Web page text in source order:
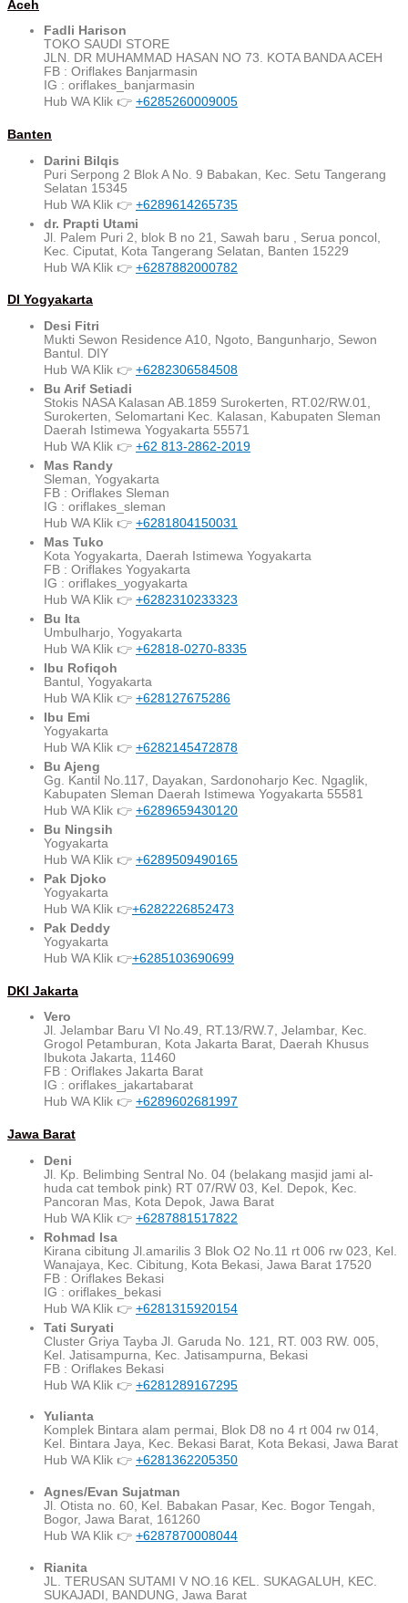
Aceh
Fadli Harison
TOKO SAUDI STORE
JLN. DR MUHAMMAD HASAN NO 73. KOTA BANDA ACEH
FB : Oriflakes Banjarmasin
IG : oriflakes_banjarmasin
Hub WA Klik 👉 +6285260009005
Banten
Darini Bilqis
Puri Serpong 2 Blok A No. 9 Babakan, Kec. Setu Tangerang
Selatan 15345
Hub WA Klik 👉 +6289614265735
dr. Prapti Utami
Jl. Palem Puri 2, blok B no 21, Sawah baru , Serua poncol,
Kec. Ciputat, Kota Tangerang Selatan, Banten 15229
Hub WA Klik 👉 +6287882000782
DI Yogyakarta
Desi Fitri
Mukti Sewon Residence A10, Ngoto, Bangunharjo, Sewon
Bantul. DIY
Hub WA Klik 👉 +6282306584508
Bu Arif Setiadi
Stokis NASA Kalasan AB.1859 Surokerten, RT.02/RW.01,
Surokerten, Selomartani Kec. Kalasan, Kabupaten Sleman
Daerah Istimewa Yogyakarta 55571
Hub WA Klik 👉 +62 813-2862-2019
Mas Randy
Sleman, Yogyakarta
FB : Oriflakes Sleman
IG : oriflakes_sleman
Hub WA Klik 👉 +6281804150031
Mas Tuko
Kota Yogyakarta, Daerah Istimewa Yogyakarta
FB : Oriflakes Yogyakarta
IG : oriflakes_yogyakarta
Hub WA Klik 👉 +6282310233323
Bu Ita
Umbulharjo, Yogyakarta
Hub WA Klik 👉 +62818-0270-8335
Ibu Rofiqoh
Bantul, Yogyakarta
Hub WA Klik 👉 +628127675286
Ibu Emi
Yogyakarta
Hub WA Klik 👉 +6282145472878
Bu Ajeng
Gg. Kantil No.117, Dayakan, Sardonoharjo Kec. Ngaglik,
Kabupaten Sleman Daerah Istimewa Yogyakarta 55581
Hub WA Klik 👉 +6289659430120
Bu Ningsih
Yogyakarta
Hub WA Klik 👉 +6289509490165
Pak Djoko
Yogyakarta
Hub WA Klik 👉+6282226852473
Pak Deddy
Yogyakarta
Hub WA Klik 👉+6285103690699
DKI Jakarta
Vero
Jl. Jelambar Baru VI No.49, RT.13/RW.7, Jelambar, Kec.
Grogol Petamburan, Kota Jakarta Barat, Daerah Khusus
Ibukota Jakarta, 11460
FB : Oriflakes Jakarta Barat
IG : oriflakes_jakartabarat
Hub WA Klik 👉 +6289602681997
Jawa Barat
Deni
Jl. Kp. Belimbing Sentral No. 04 (belakang masjid jami al-
huda cat tembok pink) RT 07/RW 03, Kel. Depok, Kec.
Pancoran Mas, Kota Depok, Jawa Barat
Hub WA Klik 👉 +6287881517822
Rohmad Isa
Kirana cibitung Jl.amarilis 3 Blok O2 No.11 rt 006 rw 023, Kel.
Wanajaya, Kec. Cibitung, Kota Bekasi, Jawa Barat 17520
FB : Oriflakes Bekasi
IG : oriflakes_bekasi
Hub WA Klik 👉 +6281315920154
Tati Suryati
Cluster Griya Tayba Jl. Garuda No. 121, RT. 003 RW. 005,
Kel. Jatisampurna, Kec. Jatisampurna, Bekasi
FB : Oriflakes Bekasi
Hub WA Klik 👉 +6281289167295
Yulianta
Komplek Bintara alam permai, Blok D8 no 4 rt 004 rw 014,
Kel. Bintara Jaya, Kec. Bekasi Barat, Kota Bekasi, Jawa Barat
Hub WA Klik 👉 +6281362205350
Agnes/Evan Sujatman
Jl. Otista no. 60, Kel. Babakan Pasar, Kec. Bogor Tengah,
Bogor, Jawa Barat, 161260
Hub WA Klik 👉 +6287870008044
Rianita
JL. TERUSAN SUTAMI V NO.16 KEL. SUKAGALUH, KEC.
SUKAJADI, BANDUNG, Jawa Barat